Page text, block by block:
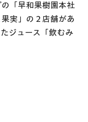
「早和果樹園本社
実」の２店舗があ
ジュース「飲むみ